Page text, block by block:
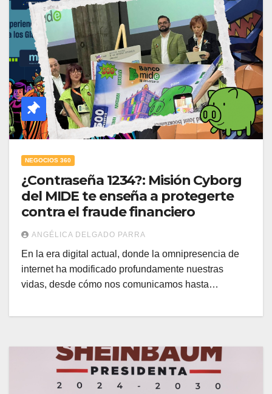
NEGOCIOS 360
¿Contraseña 1234?: Misión Cyborg
del MIDE te enseña a protegerte
contra el fraude financiero
ANGÉLICA DELGADO PARRA
En la era digital actual, donde la omnipresencia de
internet ha modificado profundamente nuestras
vidas, desde cómo nos comunicamos hasta…